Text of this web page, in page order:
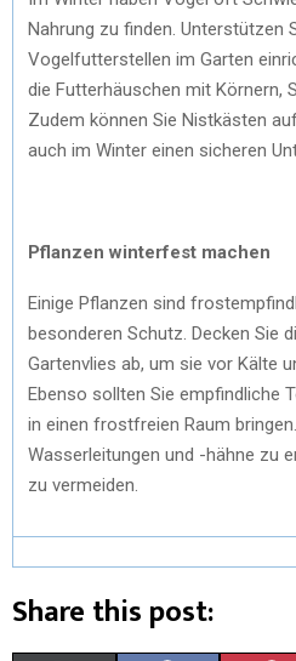
Nahrung zu finden. Unterstützen
Vogelfutterstellen im Garten
die Futterhäuschen mit Körnern,
Zudem können Sie Nistkästen
auch im Winter einen sicheren
Pflanzen winterfest machen
Einige Pflanzen sind
besonderen Schutz. Decken Sie
Gartenvlies ab, um sie vor Kälte
Ebenso sollten Sie empfindliche
in einen frostfreien Raum
Wasserleitungen und -hähne zu
zu vermeiden.
Share this post: